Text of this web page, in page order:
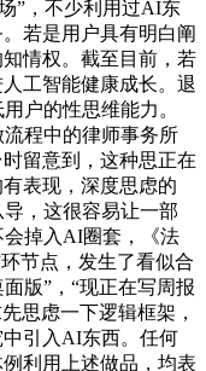
”，不少利用过AI东
若是用户具有明白阐
情权。截至目前，若
工智能健康成长。退
户的性思维能力。
程中的律师事务所
留意到，这种思正在
表现，深度思虑的
，这很容易让一部
掉入AI圈套，《法
节点，发生了看似合
版”，“现正在写周报
思虑一下逻辑框架，
引入AI东西。任何
利用上述做品，均表